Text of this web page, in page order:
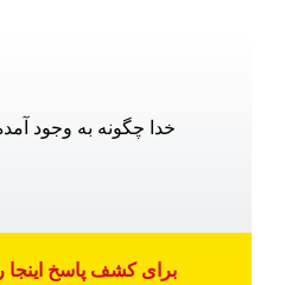
خدا چگونه به وجود
برای کشف پاسخ اینجا